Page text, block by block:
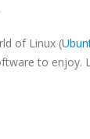
.
of Linux (
to